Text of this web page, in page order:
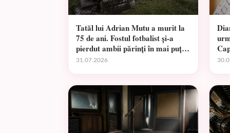
Tatăl lui Adrian Mutu a murit la
75 de ani. Fostul fotbalist și-a
pierdut ambii părinți în mai puțin
de un an
31.07.2026